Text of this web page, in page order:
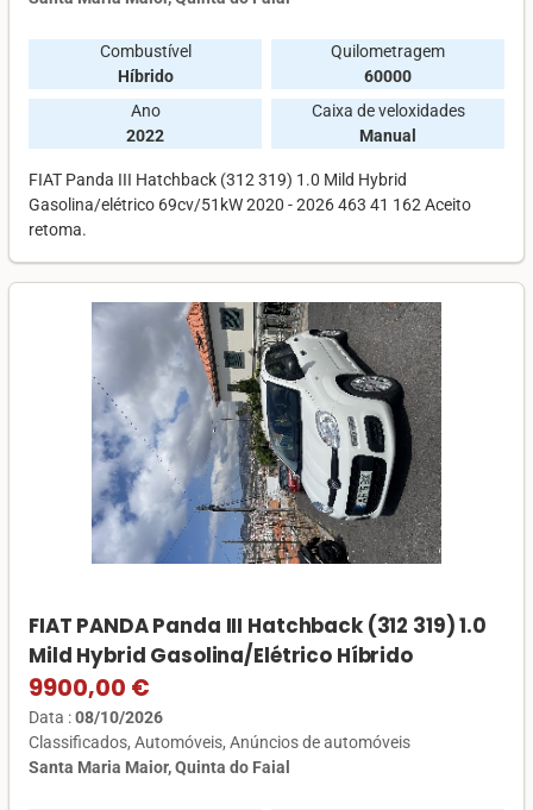
Combustível
Híbrido
Quilometragem
60000
Ano
2022
Caixa de veloxidades
Manual
FIAT Panda III Hatchback (312 319) 1.0 Mild Hybrid
Gasolina/elétrico 69cv/51kW 2020 - 2026 463 41 162 Aceito
retoma.
FIAT PANDA Panda III Hatchback (312 319) 1.0
Mild Hybrid Gasolina/Elétrico Híbrido
9900,00 €
Data :08/10/2026
Classificados Automóveis Anúncios de automóveis
Santa Maria Maior, Quinta do Faial